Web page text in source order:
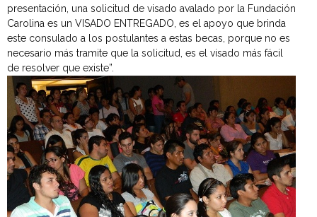
presentación, una solicitud de visado avalado por la Fundación
Carolina es un VISADO ENTREGADO, es el apoyo que brinda
este consulado a los postulantes a estas becas, porque no es
necesario más tramite que la solicitud, es el visado más fácil
de resolver que existe”.